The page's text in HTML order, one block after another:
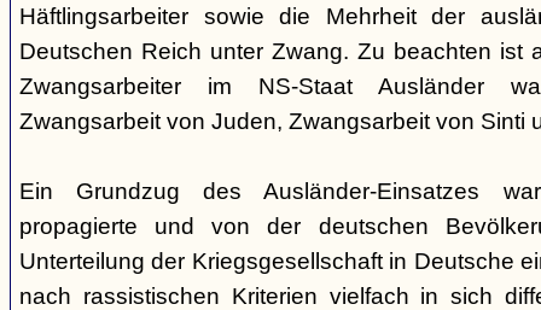
Häftlingsarbeiter sowie die Mehrheit der
Deutschen Reich unter Zwang. Zu beachten ist
Zwangsarbeiter im NS-Staat Ausländer
Zwangsarbeit von Juden, Zwangsarbeit von Sinti
Ein Grundzug des Ausländer-Einsatzes
propagierte und von der deutschen
Unterteilung der Kriegsgesellschaft in Deutsche
nach rassistischen Kriterien vielfach in sich